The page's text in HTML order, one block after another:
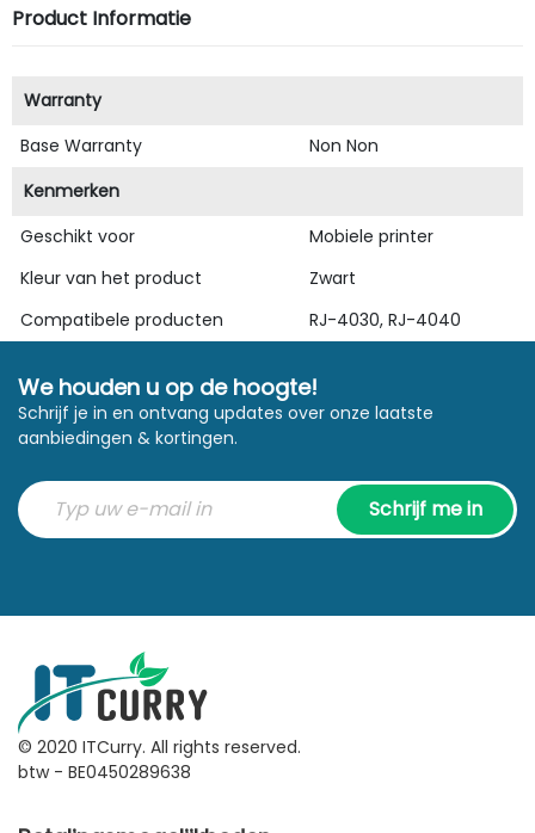
Product Informatie
Warranty
Base Warranty
Non Non
Kenmerken
Geschikt voor
Mobiele printer
Kleur van het product
Zwart
Compatibele producten
RJ-4030, RJ-4040
We houden u op de hoogte!
Schrijf je in en ontvang updates over onze laatste
aanbiedingen & kortingen.
Schrijf me in
© 2020 ITCurry. All rights reserved.
btw - BE0450289638